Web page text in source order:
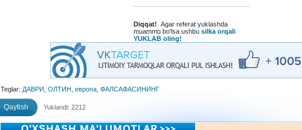
Diqqat! Agar referat yuklashda
muammo bo'lsa ushbu silka orqali
YUKLAB oling!
Teglar: ДАВРИ ОЛТИН европа, ФАЛСАФАСИНИНГ
Qaytish Yuklandi: 2212